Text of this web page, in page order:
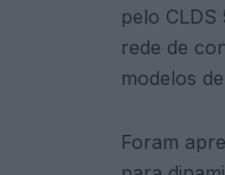
pelo
rede de
modelos
Foram